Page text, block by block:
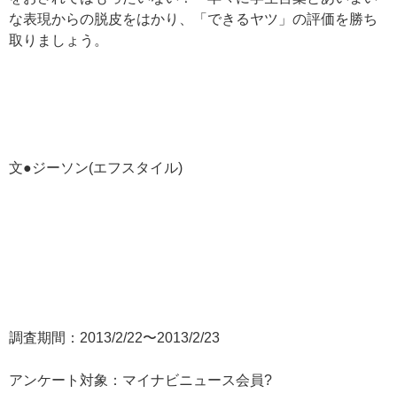
な表現からの脱皮をはかり、「できるヤツ」の評価を勝ち
取りましょう。
文●ジーソン(エフスタイル)
調査期間：2013/2/22〜2013/2/23
アンケート対象：マイナビニュース会員?